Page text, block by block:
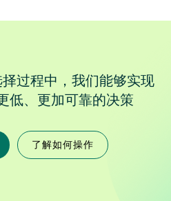
过程中，我们能够实现
低、更加可靠的决策
了解如何操作